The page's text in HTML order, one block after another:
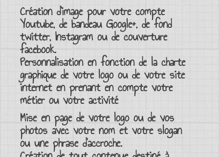
Création d’imagepour votrecompte
Youtube, debandeau Google+, defond
twitter,Instagram ou decouverture
facebook.
Personnalisation en fonction de lacharte
graphiquede votre logoou de votresite
interneten prenant en compte votre
métier ou votre activité
Mise en page de votre logoou de vos
photos avec votre nom et votreslogan
ou unephrase d’accroche.